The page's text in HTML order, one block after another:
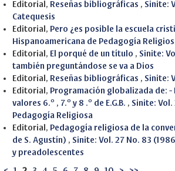
Editorial, Reseñas bibliográficas , Sinite:
Catequesis
Editorial, Pero ¿es posible la escuela
Hispanoamericana de Pedagogía
Editorial, El porqué de un título , Sinite:
también preguntándose se va a Dios
Editorial, Reseñas bibliográficas , Sinite:
Editorial, Programación globalizada de: -
valores 6.º , 7.º y 8 .º de E.G.B. , Sinite:
Pedagogía Religiosa
Editorial, Pedagogía religiosa de la
de S. Agustín) , Sinite: Vol. 27 No. 83
y preadolescentes